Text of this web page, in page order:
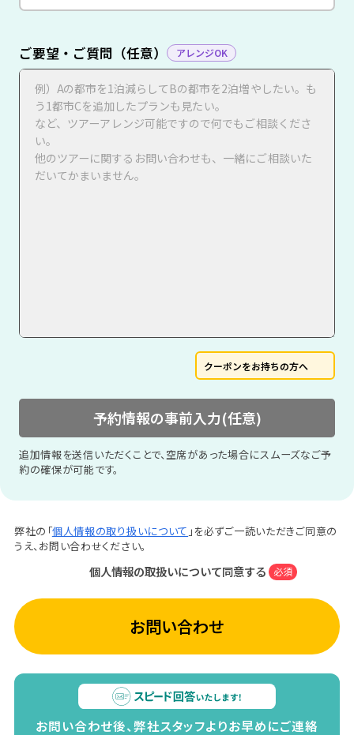
ご要望・ご質問（任意） アレンジOK
クーポンをお持ちの方へ
予約情報の事前入力(任意)
追加情報を送信いただくことで、空席があった場合にスムーズなご予
約の確保が可能です。
弊社の「個人情報の取り扱いについて 」を必ずご一読いただきご同意の
うえ、お問い合わせください。
個人情報の取扱いについて同意する 必須
お問い合わせ
お問い合わせ後、弊社スタッフよりお早めにご連絡